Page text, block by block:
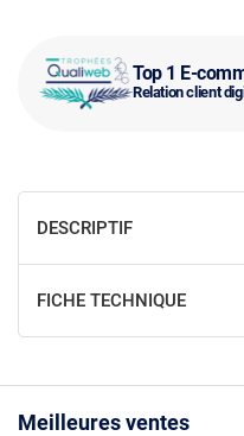
Top 1 E-
Relation client
DESCRIPTIF
FICHE TECHNIQUE
Meilleures ventes